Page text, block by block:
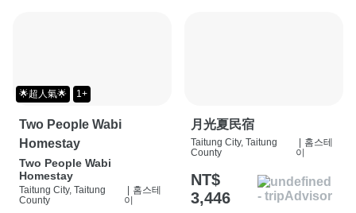
🌟超人氣🌟 1+
Two People Wabi
Homestay
Two People Wabi
Homestay
Taitung City, Taitung
County
홈스테
이
月光夏民宿
Taitung City, Taitung
County
홈스테
이
NT$
3,446